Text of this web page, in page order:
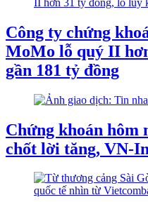
Công ty chứng
MoMo lỗ quý II
gần 181 tỷ đồng
Chứng khoán hôm
chốt lời tăng, VN-